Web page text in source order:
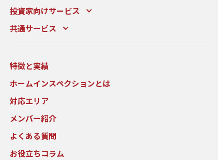
投資家向けサービス
共通サービス
特徴と実績
ホームインスペクションとは
対応エリア
メンバー紹介
よくある質問
お役立ちコラム